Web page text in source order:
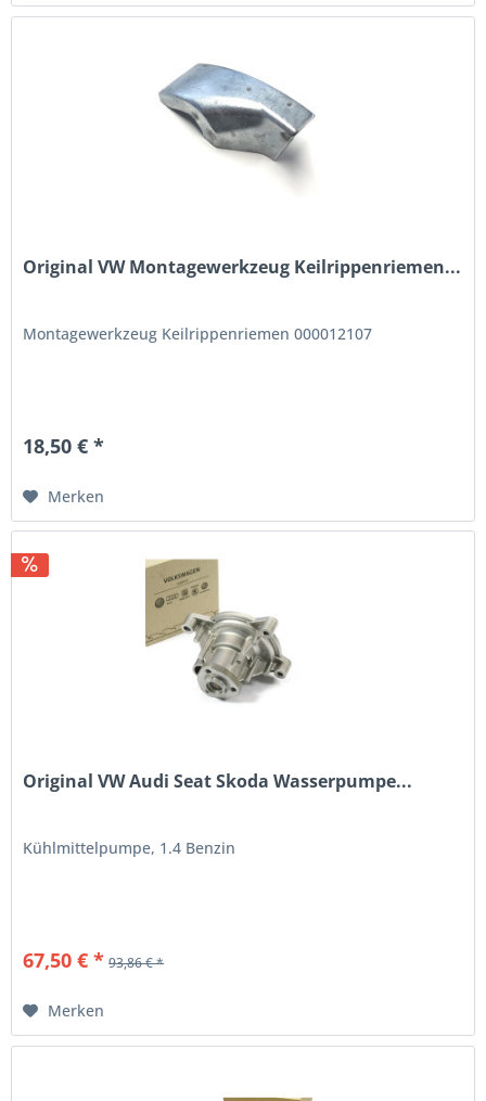
Original VW Montagewerkzeug Keilrippenriemen...
Montagewerkzeug Keilrippenriemen 000012107
18,50 € *
Merken
Original VW Audi Seat Skoda Wasserpumpe...
Kühlmittelpumpe, 1.4 Benzin
67,50 € * 93,86 € *
Merken